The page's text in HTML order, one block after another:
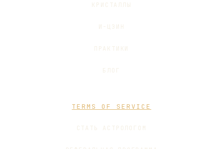
КРИСТАЛЛЫ
И-ЦЗИН
ПРАКТИКИ
БЛОГ
TERMS OF SERVICE
СТАТЬ АСТРОЛОГОМ